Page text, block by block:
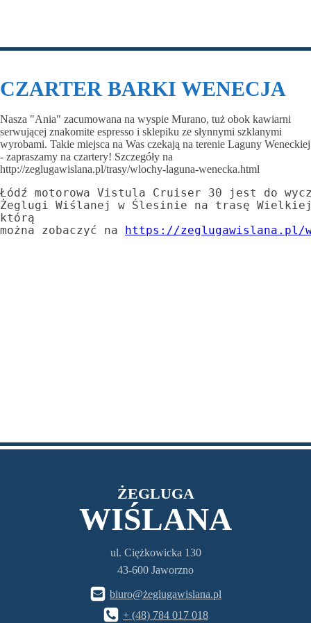
CZARTER BARKI WENECJA
Nasza "Ania" zacumowana na wyspie Murano, tuż obok kawiarni
serwującej znakomite espresso i sklepiku ze słynnymi szklanymi
wyrobami. Takie miejsca na Was czekają na terenie Laguny Weneckiej
- zapraszamy na czartery! Szczegóły na
http://zeglugawislana.pl/trasy/wlochy-laguna-wenecka.html
Łódź motorowa Vistula Cruiser 30 jest do
Żeglugi Wiślanej w Ślesinie na trasę
którą
można zobaczyć na https://
ŻEGLUGA
WIŚLANA
ul. Ciężkowicka 130
43-600 Jaworzno
biuro@żeglugawislana.pl
+ (48) 784 017 018